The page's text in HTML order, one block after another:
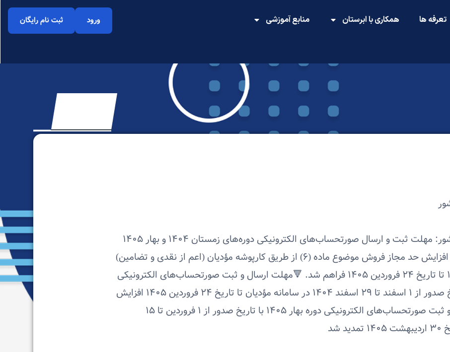
تعرفه ها همکاری با ابرستان منابع آموزشی ثبت نام رایگان ورود
سازمان امور مالیاتی کشور: مهلت ثبت و ارسال صورتحساب‌های الکترونیکی دوره‌های زمستان ۱۴۰۴ و بهار ۱۴۰۵
افزایش یافت 🔻 امکان افزایش حد مجاز فروش موضوع ماده (۶) از طریق کارپوشه مؤدیان (اعم از نقدی و تضامین)
برای دوره زمستان ۱۴۰۴ تا تاریخ ۲۴ فروردین ۱۴۰۵ فراهم شد. 🔻مهلت ارسال و ثبت صورتحساب‌های الکترونیکی
اسفندماه ۱۴۰۴ با تاریخ صدور از ۱ اسفند تا ۲۹ اسفند ۱۴۰۴ در سامانه مؤدیان تا تاریخ ۲۴ فروردین ۱۴۰۵ افزایش
یافت. 🔻 مهلت ارسال و ثبت صورتحساب‌های الکترونیکی دوره بهار ۱۴۰۵ با تاریخ صدور از ۱ فروردین تا ۱۵